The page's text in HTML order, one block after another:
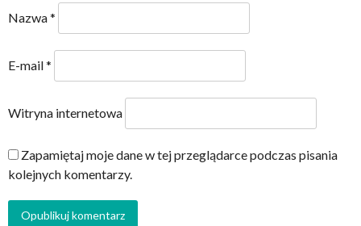
Nazwa*
E-mail*
Witryna internetowa
Zapamiętaj moje dane w tej przeglądarce podczas pisania
kolejnych komentarzy.